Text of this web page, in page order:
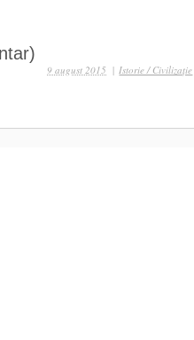
| Istorie / Civilizaţie
9 august 2015